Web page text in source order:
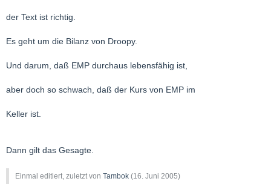
der Text ist richtig.
Es geht um die Bilanz von Droopy.
Und darum, daß EMP durchaus lebensfähig ist,
aber doch so schwach, daß der Kurs von EMP im
Keller ist.
Dann gilt das Gesagte.
Einmal editiert, zuletzt von Tambok (16. Juni 2005)